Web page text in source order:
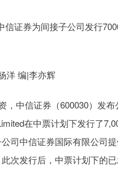
信证券为间接子公司发行
洋 编|李亦辉
，中信证券（600030）发
在中票计划下发行了
司中信证券国际有限公司
次发行后，中票计划下的